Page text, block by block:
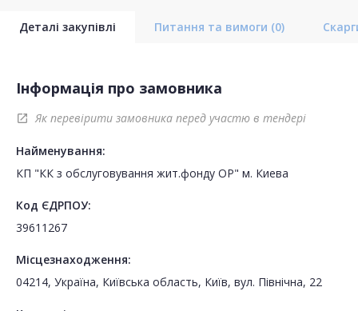
Деталі закупівлі Питання та вимоги (0)
Інформація про замовника
open_in_new Як перевірити замовника перед участю в тендері
Найменування:
КП "КК з обслуговування жит.фонду ОР" м. Киева
Код ЄДРПОУ:
39611267
Місцезнаходження:
04214, Україна, Київська область, Київ, вул. Північна, 22